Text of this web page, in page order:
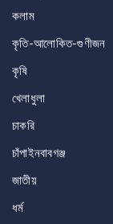
কলাম
কৃতি-আলোকিত-গুণীজন
কৃষি
খেলাধুলা
চাকরি
চাঁপাইনবাবগঞ্জ
জাতীয়
ধর্ম